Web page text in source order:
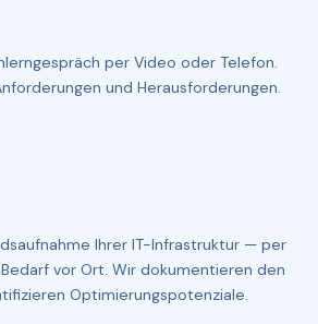
per Video oder Telefon.
und Herausforderungen.
Ihrer IT-Infrastruktur — per
vor Ort. Wir dokumentieren den
Optimierungspotenziale.